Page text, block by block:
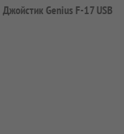
Джойстик Genius F-17 USB